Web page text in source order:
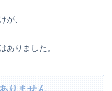
が、
ありました。